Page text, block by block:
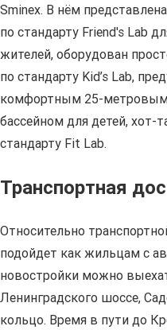
Sminex. В нём
по стандарту Friend's Lab
жителей, оборудован
по стандарту Kid’s Lab,
комфортным 25-
бассейном для детей, хот-
стандарту Fit Lab.
Транспортная
Относительно
подойдет как жильцам с
новостройки можно
Ленинградского шоссе,
кольцо. Время в пути до